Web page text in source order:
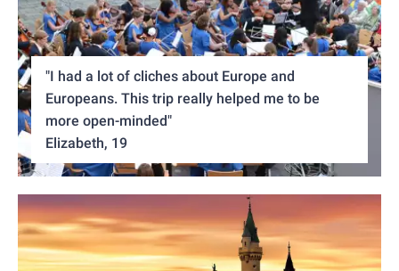
"I had a lot of cliches about Europe and
Europeans. This trip really helped me to be
more open-minded"
Elizabeth, 19